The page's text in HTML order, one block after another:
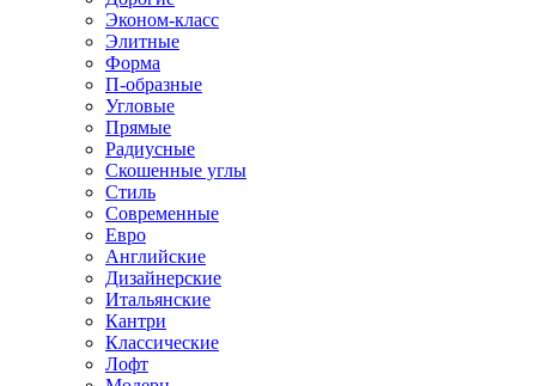
Эконом-класс
Элитные
Форма
П-образные
Угловые
Прямые
Радиусные
Скошенные углы
Стиль
Современные
Евро
Английские
Дизайнерские
Итальянские
Кантри
Классические
Лофт